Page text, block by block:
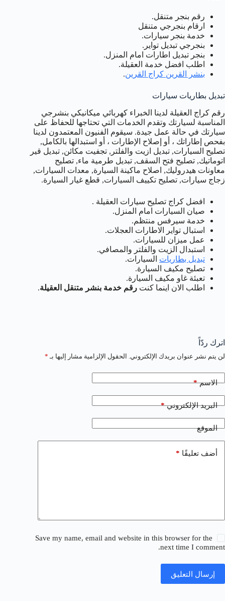
رقم بنجر متنقل.
ارقام بنجرجي متنقل
خدمة بنجر سيارات.
بنجرجي تبديل تواير.
بنجر تبديل اطارات امام المنزل.
اطلب افضل خدمة العقيلة.
بنشر القرين كراج القرين.
تبديل بطاريات سيارات
رقم كراج العقيلة لدينا الخبراء كهربائي ميكانيكي بنشرجي
المناسبة لسيارتك وتقدم الخدمات التي تحتاجها للحفاظ على
سيارتك في حالة عمل جيدة. سيقوم الفنيون المعتمدون لدينا
بفحص إطاراتك ، أو إصلاح الإطارات ، أو استبدالها بالكامل,
تصليح السيارات, تبديل ازيت والفلتر, تجفيت مكائن, تبديل قير
اتوماتيك, تصليح فتح السقف, تبديل طرمية ماء, تصليح
معاونات هيدروليك, اصلاح ماكينة السيارة, معدات السيارات,
زجاج سيارات, تصليح تكييف السيارات, قطع غيار السيارة.
افضل كراج تصليح سيارات العقيلة .
صيان السيارات امام المنزل.
خدمة سيرفس منتظم.
استبال تواير الاطارات العجلات.
عمل ميزان للسيارات.
استبدال الزيت والفلتر والمصافي.
تبديل بطاريات السيارات.
تصليح مكيف السيارة.
تعبئة غاو مكيف السيارة.
اطلب الان اينما كنت رقم خدمة بنشر متنقل العقيلة.
اترك ردّاً
لن يتم نشر عنوان بريدك الإلكتروني. الحقول الإلزامية مشار إليها بـ *
الاسم*
البريد الإلكتروني*
الموقع
أضف تعليقًا *
Save my name, email and website in this browser for the
next time I comment.
إرسال التعليق